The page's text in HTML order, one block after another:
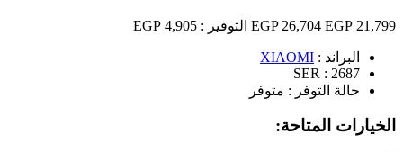
21,799 EGP
26,704 EGP التوفير : 4,905 EGP
البراند : XIAOMI
SER : 2687
حالة التوفر : متوفر
الخيارات المتاحة: